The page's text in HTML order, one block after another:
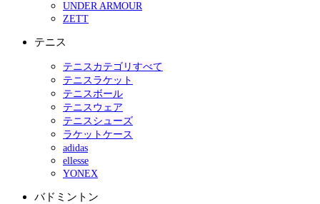
UNDER ARMOUR
ZETT
テニス
テニスカテゴリすべて
テニスラケット
テニスボール
テニスウェア
テニスシューズ
ラケットケース
adidas
ellesse
YONEX
バドミントン